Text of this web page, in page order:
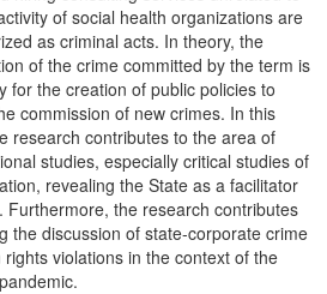
of social health organizations are
as criminal acts. In theory, the
of the crime committed by the term is
for the creation of public policies to
commission of new crimes. In this
research contributes to the area of
studies, especially critical studies of
revealing the State as a facilitator
Furthermore, the research contributes
the discussion of state-corporate crime
rights violations in the context of the